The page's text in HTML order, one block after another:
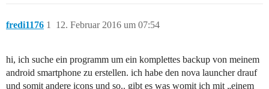
fredi1176 12. Februar 2016 um 07:54
1
hi, ich suche ein programm um ein komplettes backup von meinem
android smartphone zu erstellen. ich habe den nova launcher drauf
und somit andere icons und so.. gibt es was womit ich mit „einem